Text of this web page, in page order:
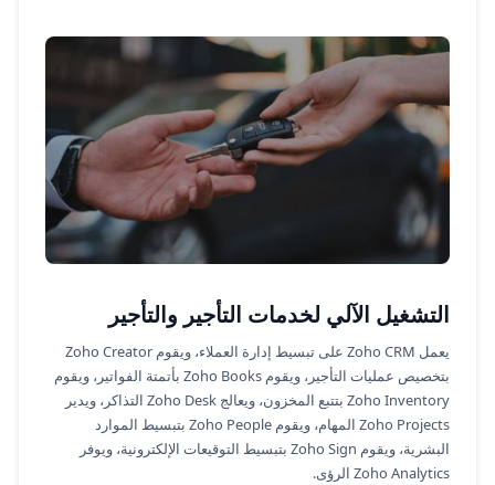
التشغيل الآلي لخدمات التأجير والتأجير
يعمل Zoho CRM على تبسيط إدارة العملاء، ويقوم Zoho Creator
بتخصيص عمليات التأجير، ويقوم Zoho Books بأتمتة الفواتير، ويقوم
Zoho Inventory بتتبع المخزون، ويعالج Zoho Desk التذاكر، ويدير
Zoho Projects المهام، ويقوم Zoho People بتبسيط الموارد
البشرية، ويقوم Zoho Sign بتبسيط التوقيعات الإلكترونية، ويوفر
Zoho Analytics الرؤى.